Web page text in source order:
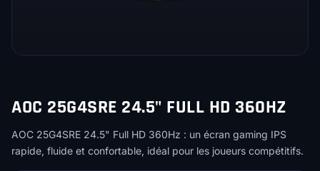
AOC 25G4SRE 24.5" FULL HD 360HZ
AOC 25G4SRE 24.5" Full HD 360Hz : un écran gaming IPS
rapide, fluide et confortable, idéal pour les joueurs compétitifs.